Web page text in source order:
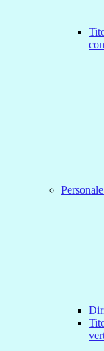
Personale